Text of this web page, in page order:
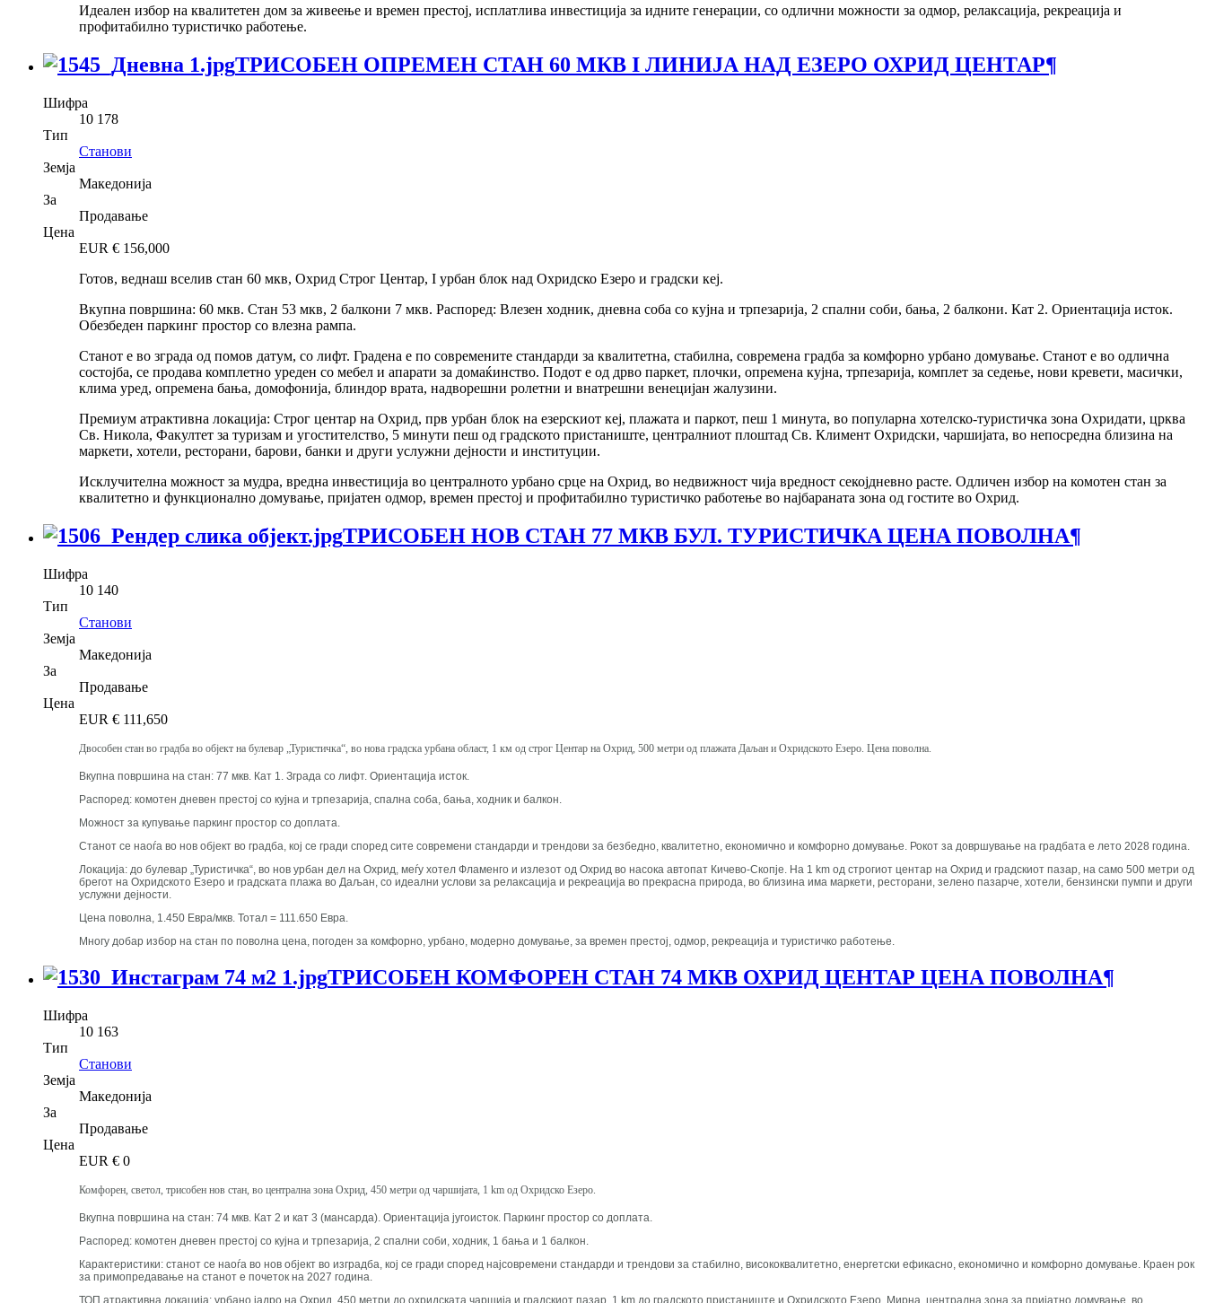
Идеален избор на квалитетен дом за живеење и времен престој, исплатлива инвестиција за идните генерации, со одлични можности за одмор, релаксација, рекреација и
профитабилно туристичко работење.
ТРИСОБЕН ОПРЕМЕН СТАН 60 МКВ I ЛИНИЈА НАД ЕЗЕРО ОХРИД ЦЕНТАР¶
Шифра
10 178
Тип
Станови
Земја
Македонија
За
Продавање
Цена
EUR € 156,000
Готов, веднаш вселив стан 60 мкв, Охрид Строг Центар, I урбан блок над Охридско Езеро и градски кеј.
Вкупна површина: 60 мкв. Стан 53 мкв, 2 балкони 7 мкв. Распоред: Влезен ходник, дневна соба со кујна и трпезарија, 2 спални соби, бања, 2 балкони. Кат 2. Ориентација исток.
Обезбеден паркинг простор со влезна рампа.
Станот е во зграда од помов датум, со лифт. Градена е по современите стандарди за квалитетна, стабилна, современа градба за комфорно урбано домување. Станот е во одлична
состојба, се продава комплетно уреден со мебел и апарати за домаќинство. Подот е од дрво паркет, плочки, опремена кујна, трпезарија, комплет за седење, нови кревети, масички,
клима уред, опремена бања, домофонија, блиндор врата, надворешни ролетни и внатрешни венецијан жалузини.
Премиум атрактивна локација: Строг центар на Охрид, прв урбан блок на езерскиот кеј, плажата и паркот, пеш 1 минута, во популарна хотелско-туристичка зона Охридати, црква
Св. Никола, Факултет за туризам и угостителство, 5 минути пеш од градското пристаниште, централниот плоштад Св. Климент Охридски, чаршијата, во непосредна близина на
маркети, хотели, ресторани, барови, банки и други услужни дејности и институции.
Исклучителна можност за мудра, вредна инвестиција во централното урбано срце на Охрид, во недвижност чија вредност секојдневно расте. Одличен избор на комотен стан за
квалитетно и функционално домување, пријатен одмор, времен престој и профитабилно туристичко работење во најбараната зона од гостите во Охрид.
ТРИСОБЕН НОВ СТАН 77 МКВ БУЛ. ТУРИСТИЧКА ЦЕНА ПОВОЛНА¶
Шифра
10 140
Тип
Станови
Земја
Македонија
За
Продавање
Цена
EUR € 111,650
Двособен стан во градба во објект на булевар „Туристичка“, во нова градска урбана област, 1 км од строг Центар на Охрид, 500 метри од плажата Даљан и Охридското Езеро. Цена поволна.
Вкупна површина на стан: 77 мкв. Кат 1. Зграда со лифт. Ориентација исток.
Распоред: комотен дневен престој со кујна и трпезарија, спална соба, бања, ходник и балкон.
Можност за купување паркинг простор со доплата.
Станот се наоѓа во нов објект во градба, кој се гради според сите современи стандарди и трендови за безбедно, квалитетно, економично и комфорно домување. Рокот за довршување на градбата е лето 2028 година.
Локација: до булевар „Туристичка“, во нов урбан дел на Охрид, меѓу хотел Фламенго и излезот од Охрид во насока автопат Кичево-Скопје. На 1 km од строгиот центар на Охрид и градскиот пазар, на само 500 метри од
брегот на Охридското Езеро и градската плажа во Даљан, со идеални услови за релаксација и рекреација во прекрасна природа, во близина има маркети, ресторани, зелено пазарче, хотели, бензински пумпи и други
услужни дејности.
Цена поволна, 1.450 Евра/мкв. Тотал = 111.650 Евра.
Многу добар избор на стан по поволна цена, погоден за комфорно, урбано, модерно домување, за времен престој, одмор, рекреација и туристичко работење.
ТРИСОБЕН КОМФОРЕН СТАН 74 МКВ ОХРИД ЦЕНТАР ЦЕНА ПОВОЛНА¶
Шифра
10 163
Тип
Станови
Земја
Македонија
За
Продавање
Цена
EUR € 0
Комфорен, светол, трисобен нов стан, во централна зона Охрид, 450 метри од чаршијата, 1 km од Охридско Езеро.
Вкупна површина на стан: 74 мкв. Кат 2 и кат 3 (мансарда). Ориентација југоисток. Паркинг простор со доплата.
Распоред: комотен дневен престој со кујна и трпезарија, 2 спални соби, ходник, 1 бања и 1 балкон.
Карактеристики: станот се наоѓа во нов објект во изградба, кој се гради според најсовремени стандарди и трендови за стабилно, висококвалитетно, енергетски ефикасно, економично и комфорно домување. Краен рок
за примопредавање на станот е почеток на 2027 година.
ТОП атрактивна локација: урбано јадро на Охрид, 450 метри до охридската чаршија и градскиот пазар, 1 km до градското пристаниште и Охридското Езеро. Мирна, централна зона за пријатно домување, во